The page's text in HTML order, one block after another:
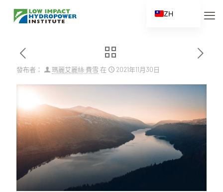
發布者： 瑪麗艾麗絲·費雪 在 2021年11月30日
ZH